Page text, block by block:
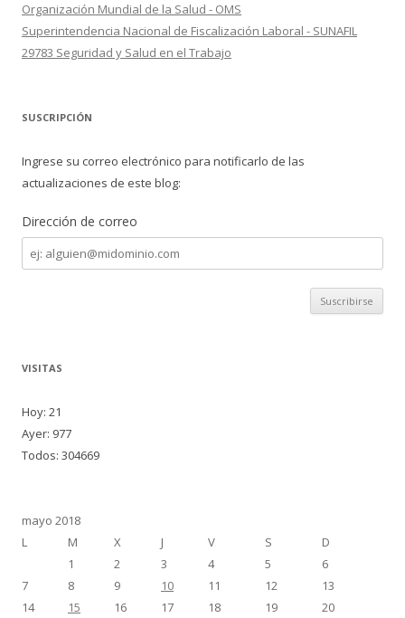
Organización Mundial de la Salud - OMS
Superintendencia Nacional de Fiscalización Laboral - SUNAFIL
29783 Seguridad y Salud en el Trabajo
SUSCRIPCIÓN
Ingrese su correo electrónico para notificarlo de las
actualizaciones de este blog:
Dirección de correo
Dirección
de
correo
VISITAS
Hoy: 21
Ayer: 977
Todos: 304669
mayo 2018
L
M X J V S
D
1
2 3 4 5
6
7
8 9 10 11 12
13
14
15 16 17 18 19 20